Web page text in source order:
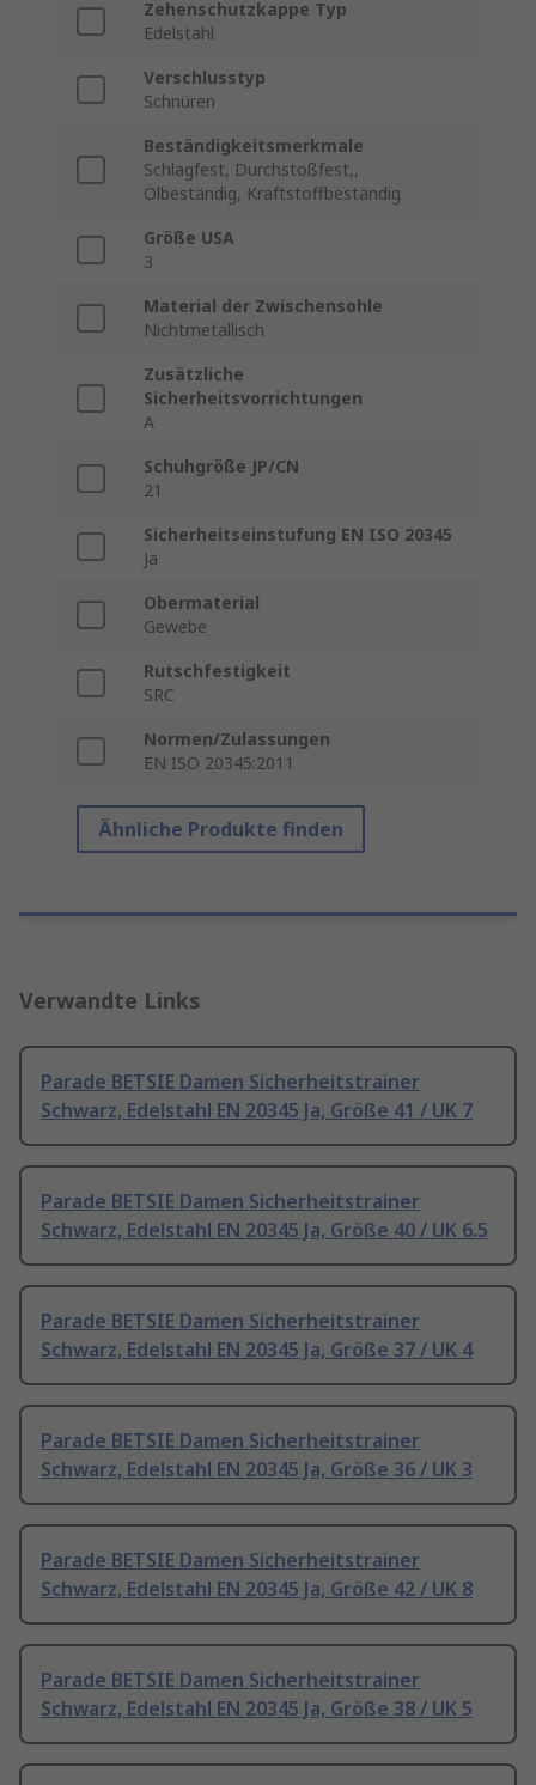
Zehenschutzkappe Typ
Edelstahl
Verschlusstyp
Schnüren
Beständigkeitsmerkmale
Schlagfest, Durchstoßfest,,
Ölbeständig, Kraftstoffbeständig
Größe USA
3
Material der Zwischensohle
Nichtmetallisch
Zusätzliche
Sicherheitsvorrichtungen
A
Schuhgröße JP/CN
21
Sicherheitseinstufung EN ISO 20345
Ja
Obermaterial
Gewebe
Rutschfestigkeit
SRC
Normen/Zulassungen
EN ISO 20345:2011
Ähnliche Produkte finden
Verwandte Links
Parade BETSIE Damen Sicherheitstrainer
Schwarz, Edelstahl EN 20345 Ja, Größe 41 / UK 7
Parade BETSIE Damen Sicherheitstrainer
Schwarz, Edelstahl EN 20345 Ja, Größe 40 / UK 6.5
Parade BETSIE Damen Sicherheitstrainer
Schwarz, Edelstahl EN 20345 Ja, Größe 37 / UK 4
Parade BETSIE Damen Sicherheitstrainer
Schwarz, Edelstahl EN 20345 Ja, Größe 36 / UK 3
Parade BETSIE Damen Sicherheitstrainer
Schwarz, Edelstahl EN 20345 Ja, Größe 42 / UK 8
Parade BETSIE Damen Sicherheitstrainer
Schwarz, Edelstahl EN 20345 Ja, Größe 38 / UK 5